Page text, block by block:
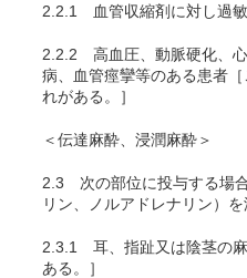
2.2.1 血管収縮剤に対し過
2.2.2 高血圧、動脈硬化、
病、血管痙攣等のある患者
れがある。］
＜伝達麻酔、浸潤麻酔＞
2.3 次の部位に投与する場
リン、ノルアドレナリン）
2.3.1
耳、指趾又は陰茎の
ある。］